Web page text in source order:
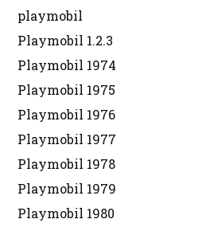
playmobil
Playmobil 1.2.3
Playmobil 1974
Playmobil 1975
Playmobil 1976
Playmobil 1977
Playmobil 1978
Playmobil 1979
Playmobil 1980